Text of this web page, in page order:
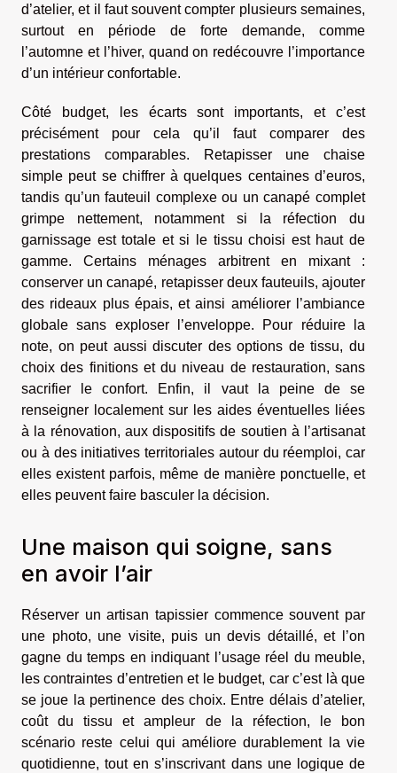
d’atelier, et il faut souvent compter plusieurs semaines,
surtout en période de forte demande, comme
l’automne et l’hiver, quand on redécouvre l’importance
d’un intérieur confortable.
Côté budget, les écarts sont importants, et c’est
précisément pour cela qu’il faut comparer des
prestations comparables. Retapisser une chaise
simple peut se chiffrer à quelques centaines d’euros,
tandis qu’un fauteuil complexe ou un canapé complet
grimpe nettement, notamment si la réfection du
garnissage est totale et si le tissu choisi est haut de
gamme. Certains ménages arbitrent en mixant :
conserver un canapé, retapisser deux fauteuils, ajouter
des rideaux plus épais, et ainsi améliorer l’ambiance
globale sans exploser l’enveloppe. Pour réduire la
note, on peut aussi discuter des options de tissu, du
choix des finitions et du niveau de restauration, sans
sacrifier le confort. Enfin, il vaut la peine de se
renseigner localement sur les aides éventuelles liées
à la rénovation, aux dispositifs de soutien à l’artisanat
ou à des initiatives territoriales autour du réemploi, car
elles existent parfois, même de manière ponctuelle, et
elles peuvent faire basculer la décision.
Une maison qui soigne, sans
en avoir l’air
Réserver un artisan tapissier commence souvent par
une photo, une visite, puis un devis détaillé, et l’on
gagne du temps en indiquant l’usage réel du meuble,
les contraintes d’entretien et le budget, car c’est là que
se joue la pertinence des choix. Entre délais d’atelier,
coût du tissu et ampleur de la réfection, le bon
scénario reste celui qui améliore durablement la vie
quotidienne, tout en s’inscrivant dans une logique de